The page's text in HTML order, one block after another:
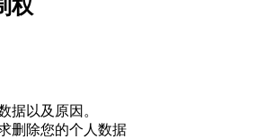
权
据以及原因。
删除您的个人数据